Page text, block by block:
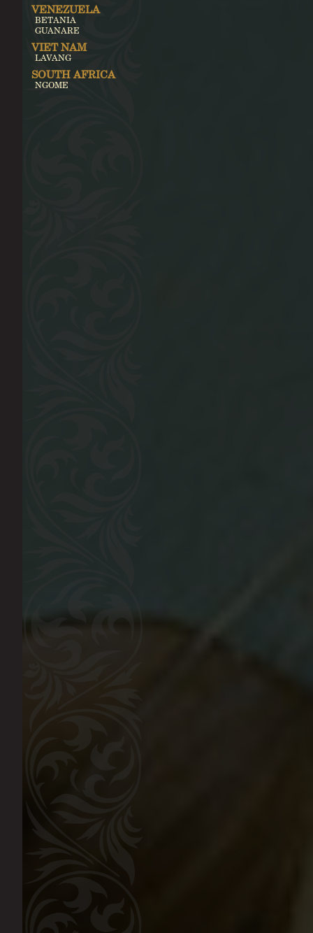
VENEZUELA
BETANIA
GUANARE
VIET NAM
LAVANG
SOUTH AFRICA
NGOME